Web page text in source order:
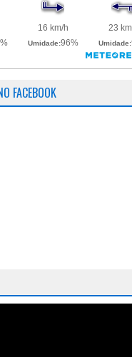
FACEBOOK